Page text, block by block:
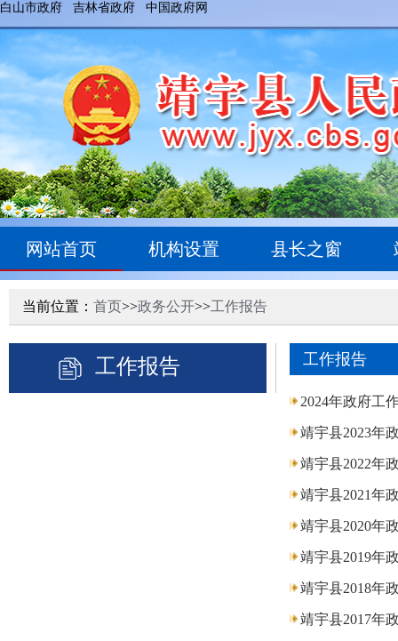
白山市政府 吉林省政府 中国政府网
网站首页 机构设置 县长之窗
当前位置： 首页>>政务公开>>工作报告
工作报告 工作报告
2024年政府工
靖宇县2023年
靖宇县2022年
靖宇县2021年
靖宇县2020年
靖宇县2019年
靖宇县2018年
靖宇县2017年